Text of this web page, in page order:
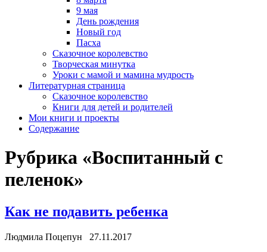
9 мая
День рождения
Новый год
Пасха
Сказочное королевство
Творческая минутка
Уроки с мамой и мамина мудрость
Литературная страница
Сказочное королевство
Книги для детей и родителей
Мои книги и проекты
Содержание
Рубрика «Воспитанный с
пеленок»
Как не подавить ребенка
Людмила Поцепун 27.11.2017